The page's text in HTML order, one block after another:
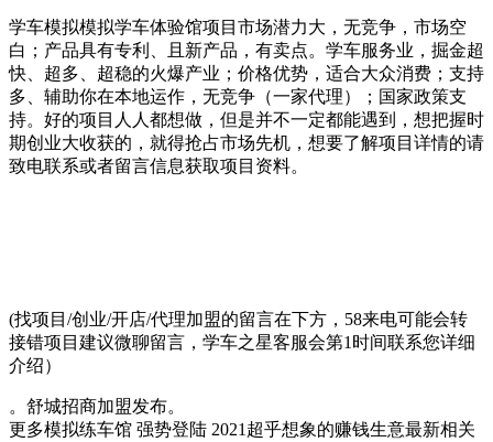
学车模拟模拟学车体验馆项目市场潜力大，无竞争，市场空
白；产品具有专利、且新产品，有卖点。学车服务业，掘金超
快、超多、超稳的火爆产业；价格优势，适合大众消费；支持
多、辅助你在本地运作，无竞争（一家代理）；国家政策支
持。好的项目人人都想做，但是并不一定都能遇到，想把握时
期创业大收获的，就得抢占市场先机，想要了解项目详情的请
致电联系或者留言信息获取项目资料。
(找项目/创业/开店/代理加盟的留言在下方，58来电可能会转
接错项目建议微聊留言，学车之星客服会第1时间联系您详细
介绍）
。舒城招商加盟发布。
更多模拟练车馆 强势登陆 2021超乎想象的赚钱生意最新相关